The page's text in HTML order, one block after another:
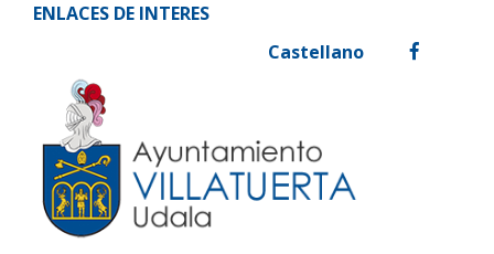
Ir al contenido
Ayuntamiento de
ENLACES DE INTERES
Castellano
facebook